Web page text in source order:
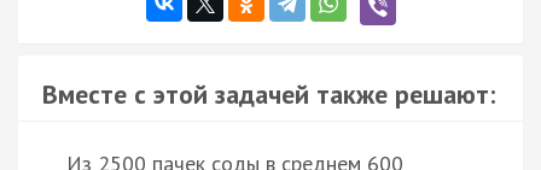
Вместе с этой задачей также решают:
Из 2500 пачек соды в среднем 600